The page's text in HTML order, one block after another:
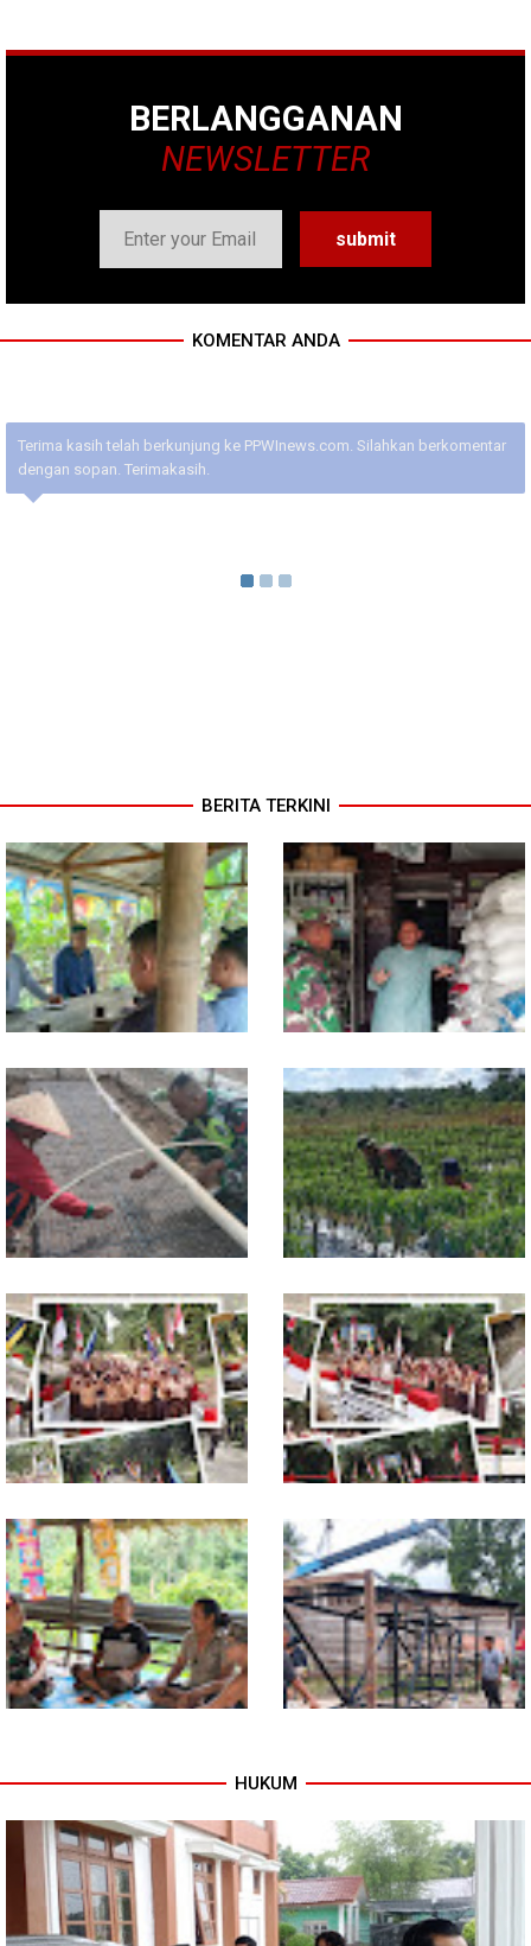
BERLANGGANAN
NEWSLETTER
KOMENTAR ANDA
Terima kasih telah berkunjung ke PPWInews.com. Silahkan berkomentar
dengan sopan. Terimakasih.
BERITA TERKINI
Jelang Seleksi Komcad, Plh.
Pasiter Kodim
0118/Subulussalam Bekali
Pemuda dengan Motivasi
Komsos dengan Pedagang,
Babinsa Rundeng Cek
Ketersediaan Pupuk bagi
Petani
Dukung Petani, Babinsa Turun
Langsung Semai Bibit
Semangka di Sikalondang
Babinsa Dampingi Petani
Rawat Cabai, Dukung
Ketahanan Pangan
Tuntas Dibangun, Jembatan
Garuda Perkuat Konektivitas
Teladan Baru–Kuala Kepeng
TNI dan Warga Tuntaskan
Jembatan Garuda, Akses
Ekonomi Kian Terbuka
Jaga Keamanan Lingkungan
Program TNI AD Manunggal Air
Polytank di Simpang Kiri
HUKUM